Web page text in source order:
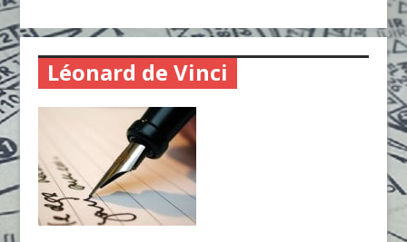
Léonard de Vinci